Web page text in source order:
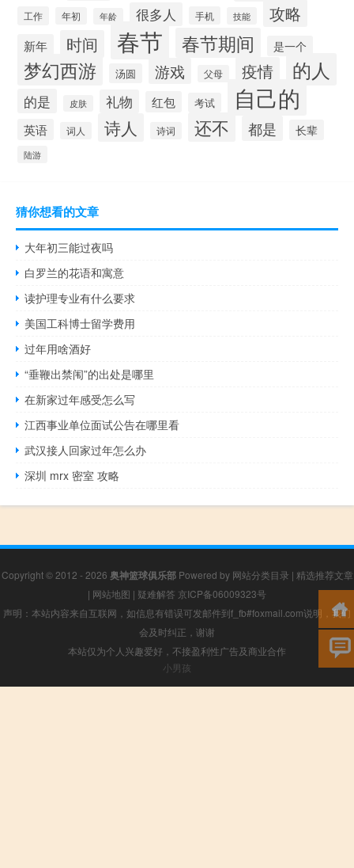
工作 年初 年龄 很多人 手机 技能 攻略
新年 时间 春节 春节期间 是一个
梦幻西游 汤圆 游戏 父母 疫情 的人
的是 皮肤 礼物 红包 考试 自己的
英语 词人 诗人 诗词 还不 都是 长辈
陆游
猜你想看的文章
大年初三能过夜吗
白罗兰的花语和寓意
读护理专业有什么要求
美国工科博士留学费用
过年用啥酒好
“垂鞭出禁闱”的出处是哪里
在新家过年感受怎么写
江西事业单位面试公告在哪里看
武汉接人回家过年怎么办
深圳 mrx 密室 攻略
Copyright © 2012 - 2026 奥神篮球俱乐部Powered by 网站分类目录 | 精选推荐文章
| 网站地图 | 疑难解答 京ICP备06009323号
声明：本站内容来自互联网，如信息有错误可发邮件到f_fb#foxmail.com说明，我们
会及时纠正，谢谢
本站仅为个人兴趣爱好，不接盈利性广告及商业合作
小男孩